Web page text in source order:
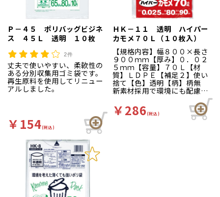
Ｐ－４５ ポリバッグビジネ
ス ４５Ｌ 透明 １０枚
2件
丈夫で使いやすい、柔軟性の
ある分別収集用ゴミ袋です。
再生原料を使用してリニュー
アルしました。
￥154(税込)
ＨＫ－１１ 透明 ハイパー
カモメ７０Ｌ（１０枚入）
【規格内容】幅８００×長さ
９００ｍｍ【厚み】０．０２
５ｍｍ【容量】７０Ｌ【材
質】ＬＤＰＥ【補足２】使い
捨て【色】透明【柄】柄無
新素材採用で環境にも配慮、
薄くても破れにくく柔軟性の
あるポリ袋です。
￥286(税込)